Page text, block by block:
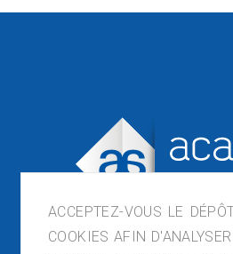
ACCEPTEZ-VOUS LE
COOKIES AFIN